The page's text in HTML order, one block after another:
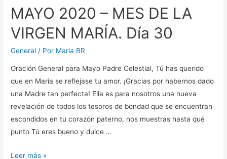
MES
LA
VIRGEN
MAYO 2020 – MES DE LA
VIRGEN MARÍA. Día 30
General / Por Maria BR
Oración General para Mayo Padre Celestial, Tú has querido
que en María se reflejase tu amor. ¡Gracias por habernos dado
una Madre tan perfecta! Ella es para nosotros una nueva
revelación de todos los tesoros de bondad que se encuentran
escondidos en tu corazón paterno, nos muestras hasta qué
punto Tú eres bueno y dulce …
MAYO
Leer más »